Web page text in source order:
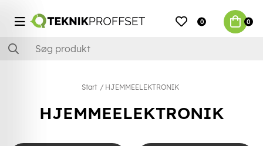
0 0
Start HJEMMEELEKTRONIK
HJEMMEELEKTRONIK